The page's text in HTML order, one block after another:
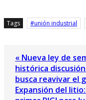
Tags unión industrial
« Nueva ley de
histórica
busca reavivar el
Expansión del